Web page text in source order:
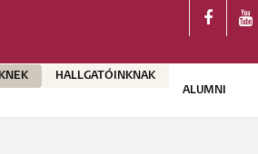
HALLGATÓINKNAK
ALUMNI